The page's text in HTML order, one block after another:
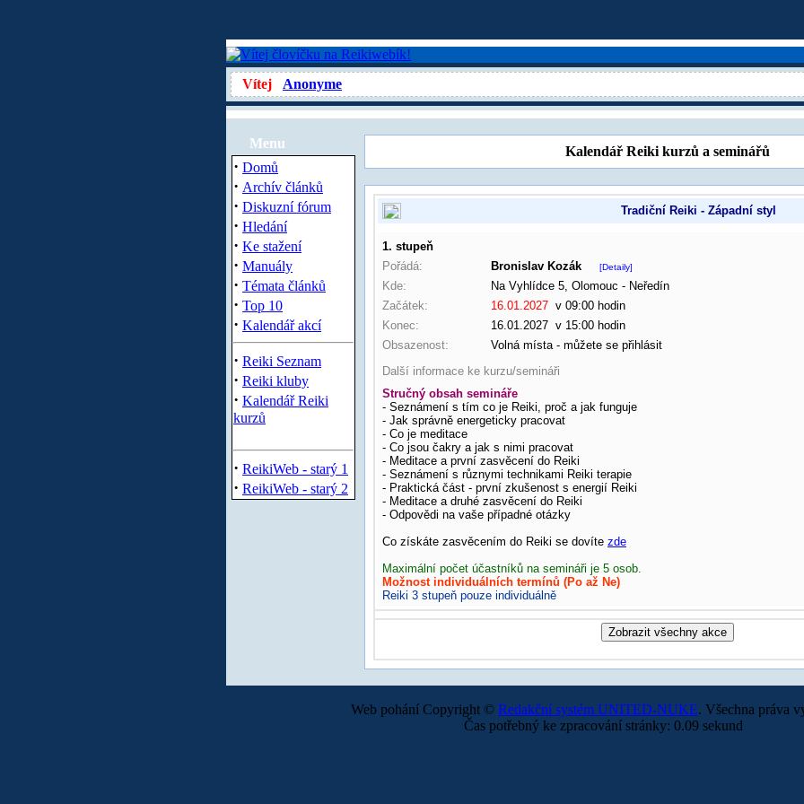
Vítej Anonyme
Menu
· Domů
· Archív článků
· Diskuzní fórum
· Hledání
· Ke stažení
· Manuály
· Témata článků
· Top 10
· Kalendář akcí
· Reiki Seznam
· Reiki kluby
· Kalendář Reiki
kurzů
· ReikiWeb - starý 1
· ReikiWeb - starý 2
Kalendář Reiki kurzů a seminářů
Tradiční Reiki - Západní styl
1. stupeň
Pořádá:
Bronislav Kozák [Detaily]
Kde:
Na Vyhlídce 5, Olomouc - Neředín
Začátek:
16.01.2027 v 09:00 hodin
Konec:
16.01.2027 v 15:00 hodin
Obsazenost:
Volná místa - můžete se přihlásit
Další informace ke kurzu/semináři
Stručný obsah semináře
- Seznámení s tím co je Reiki, proč a jak funguje
- Jak správně energeticky pracovat
- Co je meditace
- Co jsou čakry a jak s nimi pracovat
- Meditace a první zasvěcení do Reiki
- Seznámení s různymi technikami Reiki terapie
- Praktická část - první zkušenost s energií Reiki
- Meditace a druhé zasvěcení do Reiki
- Odpovědi na vaše případné otázky
Co získáte zasvěcením do Reiki se dovíte zde
Maximální počet účastníků na semináři je 5 osob.
Možnost individuálních termínů (Po až Ne)
Reiki 3 stupeň pouze individuálně
Web pohání Copyright © Redakční systém UNITED-NUKE. Všechna práva
Čas potřebný ke zpracování stránky: 0.09 sekund